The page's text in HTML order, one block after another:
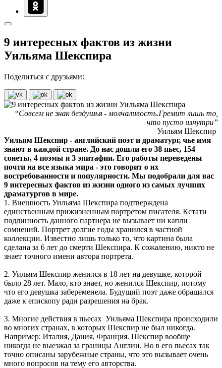
9 интересных фактов из жизни
Уильяма Шекспира
Поделиться с друзьями:
“Совсем не знак бездушья - молчаливость.Гремит лишь то,
что пусто изнутри”
Уильям Шекспир
Уильям Шекспир - английский поэт и драматург, чье имя
знают в каждой стране. До нас дошли его 38 пьес, 154
сонеты, 4 поэмы и 3 эпитафии. Его работы переведены
почти на все языка мира - это говорит о их
востребованности и популярности. Мы подобрали для вас
9 интересных фактов из жизни одного из самых лучших
драматургов в мире.
1. Внешность Уильяма Шекспира подтверждена
единственным прижизненным портретом писателя. Кстати
подлинность данного партнера не вызывает ни капли
сомнений. Портрет долгие годы хранился в частной
коллекции. Известно лишь только то, что картина была
сделана за 6 лет до смерти Шекспира. К сожалению, никто не
знает точного имени автора портрета.
2. Уильям Шекспир женился в 18 лет на девушке, которой
было 28 лет. Мало, кто знает, но женился Шекспир, потому
что его девушка забеременела. Будущий поэт даже обращался
даже к епископу ради разрешения на брак.
3. Многие действия в пьесах Уильяма Шекспира происходили
во многих странах, в которых Шекспир не был никогда.
Например: Италия, Дания, Франция. Шекспир вообще
никогда не выезжал за границы Англии. Но в его пьесах так
точно описаны зарубежные страны, что это вызывает очень
много вопросов на тему его авторства.